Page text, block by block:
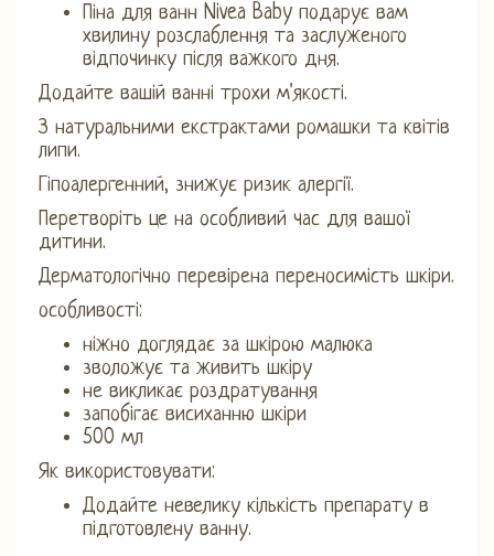
Піна для ванн Nivea Baby подарує вам
хвилину розслаблення та заслуженого
відпочинку після важкого дня.
Додайте вашій ванні трохи м'якості.
З натуральними екстрактами ромашки та квітів
липи.
Гіпоалергенний, знижує ризик алергії.
Перетворіть це на особливий час для вашої
дитини.
Дерматологічно перевірена переносимість шкіри.
особливості:
ніжно доглядає за шкірою малюка
зволожує та живить шкіру
не викликає роздратування
запобігає висиханню шкіри
500 мл
Як використовувати:
Додайте невелику кількість препарату в
підготовлену ванну.